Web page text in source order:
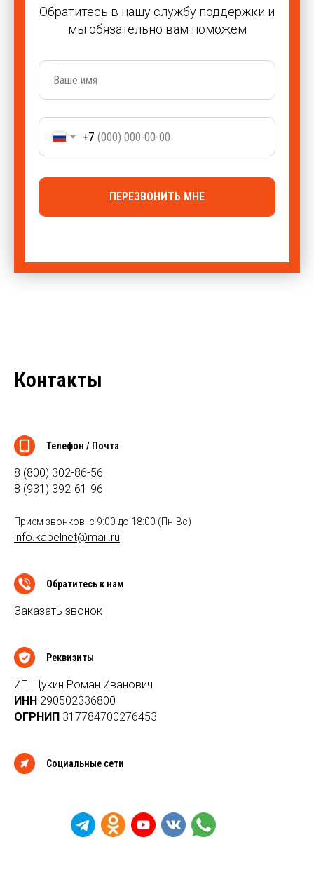
Обратитесь в нашу службу поддержки и
мы обязательно вам поможем
+7
ПЕРЕЗВОНИТЬ МНЕ
Контакты
Телефон / Почта
8 (800) 302-86-56
8 (931) 392-61-96
Прием звонков: с 9:00 до 18:00 (Пн-Вс)
info.kabelnet@mail.ru
Обратитесь к нам
Заказать звонок
Реквизиты
ИП Щукин Роман Иванович
ИНН 290502336800
ОГРНИП 317784700276453
Социальные сети